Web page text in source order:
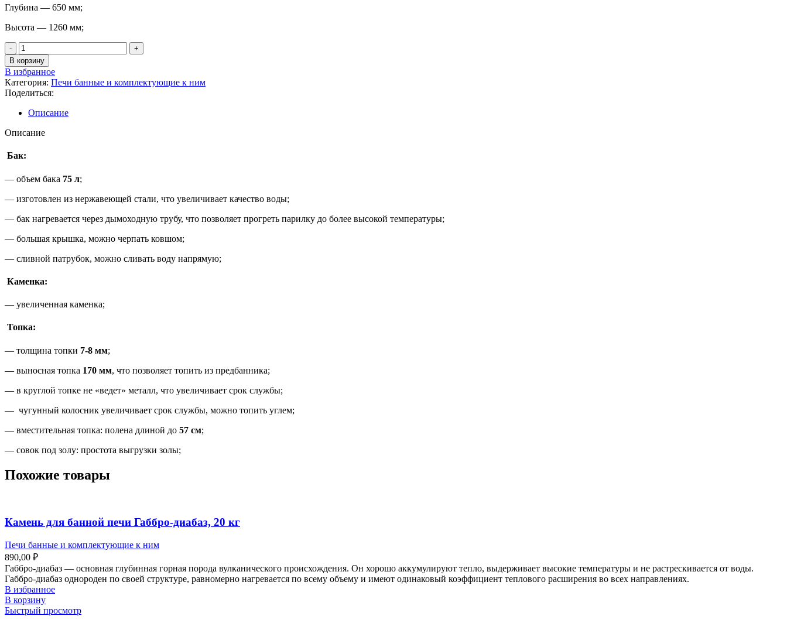
Глубина — 650 мм;
Высота — 1260 мм;
В корзину
В избранное
Категория: Печи банные и комплектующие к ним
Поделиться:
Описание
Описание
Бак:
— объем бака 75 л;
— изготовлен из нержавеющей стали, что увеличивает качество воды;
— бак нагревается через дымоходную трубу, что позволяет прогреть парилку до более высокой температуры;
— большая крышка, можно черпать ковшом;
— сливной патрубок, можно сливать воду напрямую;
Каменка:
— увеличенная каменка;
Топка:
— толщина топки 7-8 мм;
— выносная топка 170 мм, что позволяет топить из предбанника;
— в круглой топке не «ведет» металл, что увеличивает срок службы;
— чугунный колосник увеличивает срок службы, можно топить углем;
— вместительная топка: полена длиной до 57 см;
— совок под золу: простота выгрузки золы;
Похожие товары
Камень для банной печи Габбро-диабаз, 20 кг
Печи банные и комплектующие к ним
890,00 ₽
Габбро-диабаз — основная глубинная горная порода вулканического происхождения. Он хорошо аккумулируют тепло, выдерживает высокие температуры и не растрескивается от воды.
Габбро-диабаз однороден по своей структуре, равномерно нагревается по всему объему и имеют одинаковый коэффициент теплового расширения во всех направлениях.
В избранное
В корзину
Быстрый просмотр